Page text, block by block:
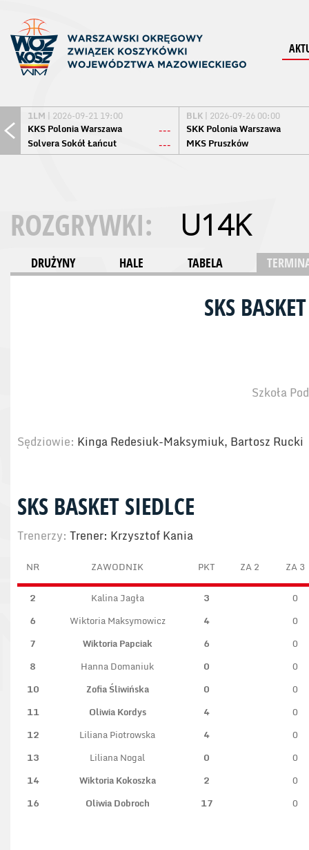
1LM | 2026-09-21 19:00
KKS Polonia Warszawa
---
Solvera Sokół Łańcut
---
BLK | 2026-09-26 00:00
SKK Polonia Warszawa
MKS Pruszków
ROZGRYWKI: U14K
DRUŻYNY HALE TABELA
SKS
Szkoła
Sędziowie: Kinga Redesiuk-Maksymiuk, Bartosz Rucki
SKS BASKET SIEDLCE
Trenerzy: Trener: Krzysztof Kania
NR ZAWODNIK PKT ZA 2 ZA 3
2 Kalina Jagła 3
0
6
Wiktoria Maksymowicz 4
0
7
Wiktoria Papciak 6
0
8
Hanna Domaniuk 0
0
10
Zofia Śliwińska 0
0
11
Oliwia Kordys 4
0
12
Liliana Piotrowska 4
0
13
Liliana Nogal 0
0
14
Wiktoria Kokoszka 2
0
16
Oliwia Dobroch 17 0